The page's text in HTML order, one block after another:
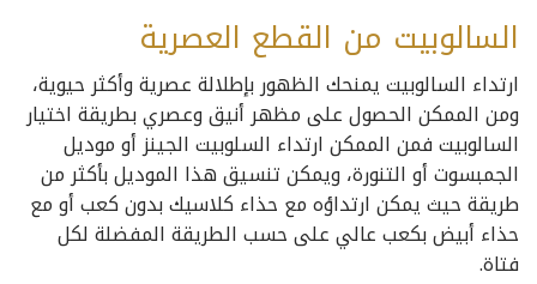
السالوبيت من القطع العصرية
ارتداء السالوبيت يمنحك الظهور بإطلالة عصرية وأكثر حيوية،
ومن الممكن الحصول على مظهر أنيق وعصري بطريقة اختيار
السالوبيت فمن الممكن ارتداء السلوبيت الجينز أو موديل
الجمبسوت أو التنورة، ويمكن تنسيق هذا الموديل بأكثر من
طريقة حيث يمكن ارتداؤه مع حذاء كلاسيك بدون كعب أو مع
حذاء أبيض بكعب عالي على حسب الطريقة المفضلة لكل
فتاة.